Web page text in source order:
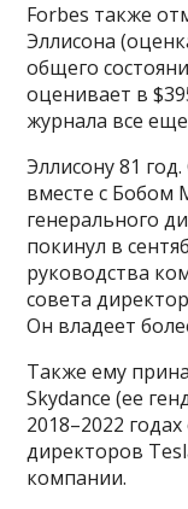
Forbes также
Эллисона
общего
оценивает в
журнала все
Эллисону 81
вместе с Бобом
генерального
покинул в
руководства
совета
Он владеет
Также ему
Skydance (ее
2018–2022
директоров
компании.